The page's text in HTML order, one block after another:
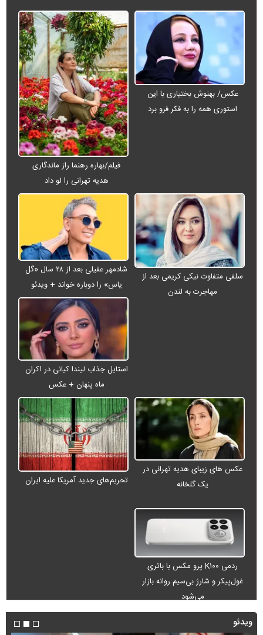
عکس/ بهنوش بختیاری با این
استوری همه را به فکر فرو برد
فیلم/بهاره رهنما راز ماندگاری
هدیه تهرانی را لو داد
سلفی متفاوت نیکی کریمی بعد از
مهاجرت به لندن
شادمهر عقیلی بعد از ۲۸ سال «گل
یاس» را دوباره خواند + ویدئو
استایل جذاب لیندا کیانی در اکران
ماه پنهان + عکس
عکس های زیبای هدیه تهرانی در
یک گلخانه
تحریم‌های جدید آمریکا علیه ایران
ردمی K۱۰۰ پرو مکس با باتری
غول‌پیکر و شارژ بی‌سیم روانه بازار
می‌شود
ویدئو